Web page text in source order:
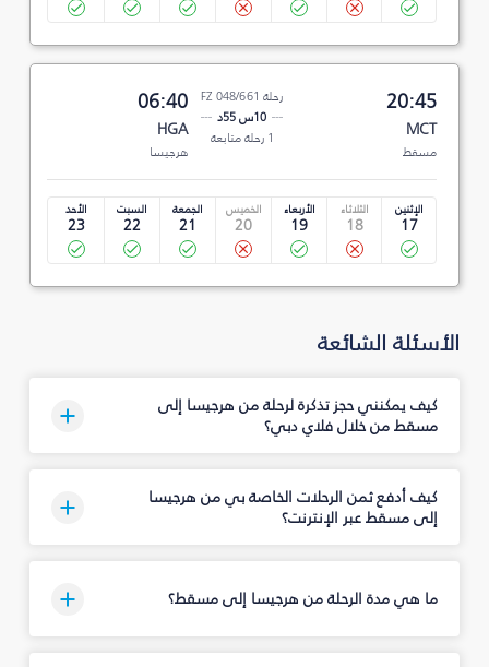
20:45
MCT
مسقط
رحلة FZ 048/661
10س 55د
1 رحلة متابعة
06:40
HGA
هرجيسا
الإثنين
17
الثلاثاء
18
الأربعاء
19
الخميس
20
الجمعة
21
السبت
22
الأحد
23
الأسئلة الشائعة
كيف يمكنني حجز تذكرة لرحلة من هرجيسا إلى
مسقط من خلال فلاي دبي؟
كيف أدفع ثمن الرحلات الخاصة بي من هرجيسا
إلى مسقط عبر الإنترنت؟
ما هي مدة الرحلة من هرجيسا إلى مسقط؟